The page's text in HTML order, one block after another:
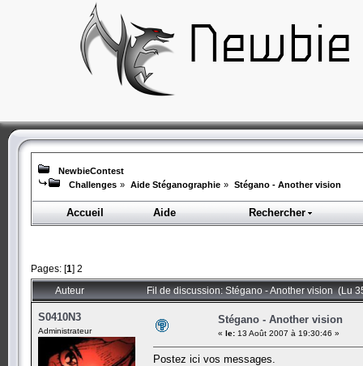
NewbieContest
Challenges » Aide Stéganographie » Stégano - Another vision
Accueil Aide Rechercher
Pages: [1] 2
Auteur Fil de discussion: Stégano - Another vision (Lu
S0410N3
Administrateur
Stégano - Another vision
« le: 13 Août 2007 à 19:30:46 »
Postez ici vos messages.